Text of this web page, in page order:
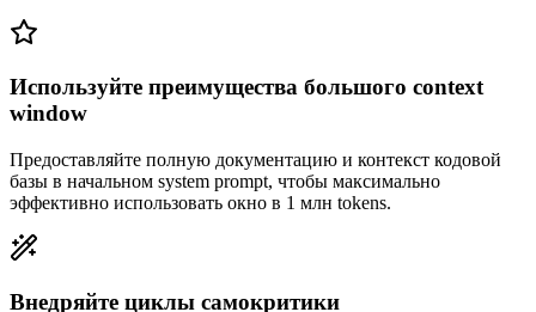
Используйте преимущества большого context
window
Предоставляйте полную документацию и контекст кодовой
базы в начальном system prompt, чтобы максимально
эффективно использовать окно в 1 млн tokens.
Внедряйте циклы самокритики